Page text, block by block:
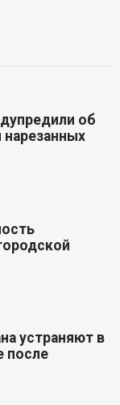
об
нарезанных
устраняют в
после